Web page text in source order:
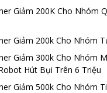
Giảm 200K Cho Nhóm
Giảm 200k Cho Nhóm
Giảm 300k Cho Nhóm
Hút Bụi Trên 6 Triệu
Giảm 500k Cho Nhóm